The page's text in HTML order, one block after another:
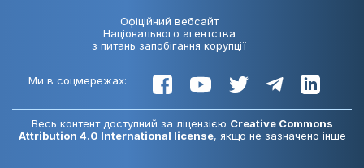
Офіційний вебсайт
Національного агентства
з питань запобігання корупції
Ми в соцмережах:
Весь контент доступний за ліцензією Creative Commons
Attribution 4.0 International license, якщо не зазначено інше